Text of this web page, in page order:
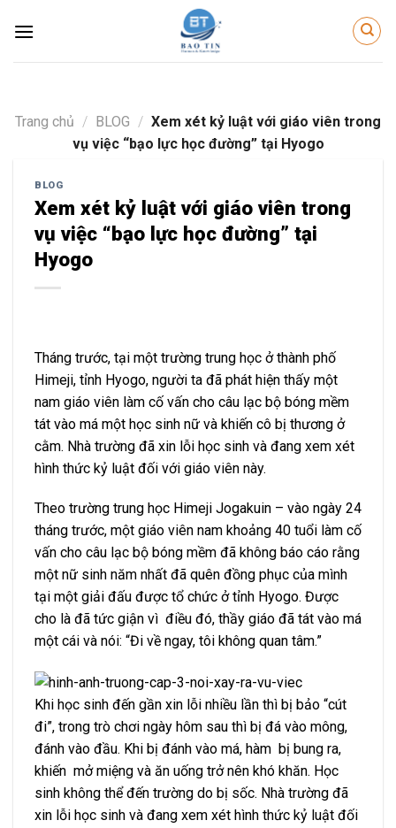
Trang chủ / BLOG / Xem xét kỷ luật với giáo viên trong
vụ việc “bạo lực học đường” tại Hyogo
BLOG
Xem xét kỷ luật với giáo viên trong
vụ việc “bạo lực học đường” tại
Hyogo
Tháng trước, tại một trường trung học ở thành phố
Himeji, tỉnh Hyogo, người ta đã phát hiện thấy một
nam giáo viên làm cố vấn cho câu lạc bộ bóng mềm
tát vào má một học sinh nữ và khiến cô bị thương ở
cằm. Nhà trường đã xin lỗi học sinh và đang xem xét
hình thức kỷ luật đối với giáo viên này.
Theo trường trung học Himeji Jogakuin – vào ngày 24
tháng trước, một giáo viên nam khoảng 40 tuổi làm cố
vấn cho câu lạc bộ bóng mềm đã không báo cáo rằng
một nữ sinh năm nhất đã quên đồng phục của mình
tại một giải đấu được tổ chức ở tỉnh Hyogo. Được
cho là đã tức giận vì điều đó, thầy giáo đã tát vào má
một cái và nói: “Đi về ngay, tôi không quan tâm.”
Khi học sinh đến gần xin lỗi nhiều lần thì bị bảo “cút
đi”, trong trò chơi ngày hôm sau thì bị đá vào mông,
đánh vào đầu. Khi bị đánh vào má, hàm bị bung ra,
khiến mở miệng và ăn uống trở nên khó khăn. Học
sinh không thể đến trường do bị sốc. Nhà trường đã
xin lỗi học sinh và đang xem xét hình thức kỷ luật đối